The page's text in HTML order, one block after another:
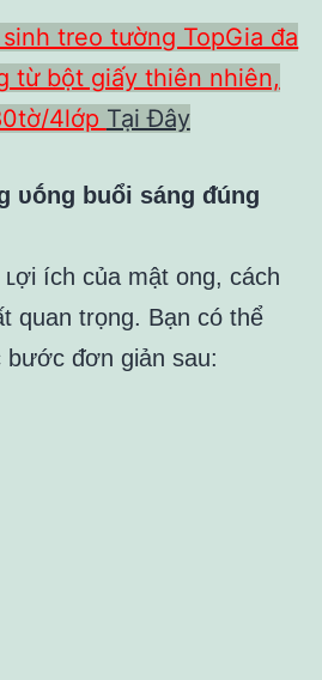
treo tường TopGia đa
từ bột giấy thiên nhiên,
4lớp Tại Đây
ᴜṓng buổi sáng ᵭúng
ích của mật ong, cách
quan trọng. Bạn có thể
ᵭơn giản sau: